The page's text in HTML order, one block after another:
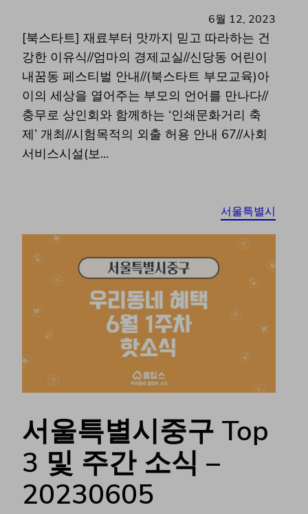
6월 12, 2023
[북스타트] 재료부터 맛까지 믿고 따라하는 건
강한 이유식//엄마의 경제교실//신당동 어린이
내꿈동 페스티벌 안내//(북스타트 부모교육)아
이의 세상을 열어주는 부모의 언어를 만나다//
충무로 상인회와 함께하는 ‘인쇄문화거리 축
제’ 개최//시험목적의 외출 허용 안내 67//사회
서비스시설(보…
서울특별시
서울특별시중구 Top
3 및 주간 소식 –
20230605